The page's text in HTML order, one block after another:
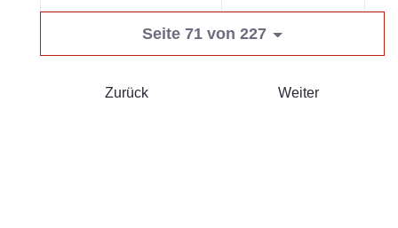
Seite 71 von 227
Zurück Weiter